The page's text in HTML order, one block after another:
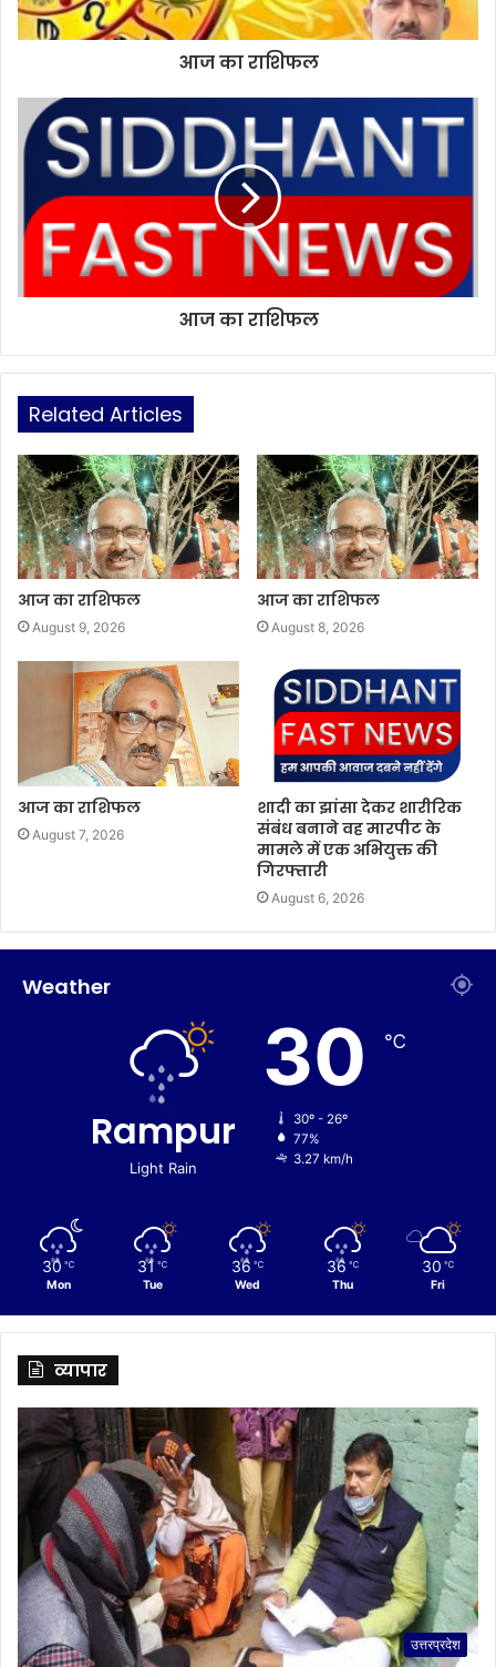
आज का राशिफल
आज का राशिफल
Related Articles
आज का राशिफल
August 9, 2026
आज का राशिफल
August 8, 2026
आज का राशिफल
August 7, 2026
शादी का झांसा देकर शारीरिक
संबंध बनाने वह मारपीट के
मामले में एक अभियुक्त की
गिरफ्तारी
August 6, 2026
Weather
Rampur
Light Rain
30 ℃
30º - 26º
77%
3.27 km/h
30 ℃
Mon
31 ℃
Tue
36 ℃
Wed
36 ℃
Thu
30 ℃
Fri
व्यापार
उत्तरप्रदेश